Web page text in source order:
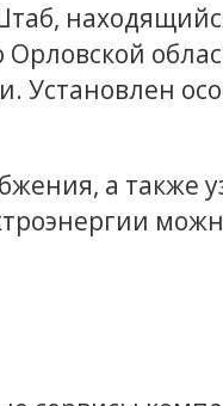
Установлен
а также